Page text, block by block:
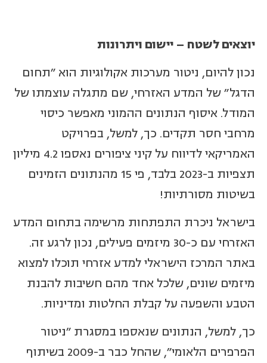
יוצאים לשטח – יישום ויתרונות
נכון להיום, ניטור מערכות אקולוגיות הוא "תחום
הדגל" של המדע האזרחי, שם מתגלה עוצמתו של
המודל. איסוף הנתונים ההמוני מאפשר כיסוי
מרחבי חסר תקדים. כך, למשל, בפרויקט
האמריקאי לדיווח על קיני ציפורים נאספו 4.2 מיליון
תצפיות ב-2023 בלבד, פי 15 מהנתונים הזמינים
בשיטות מסורתיות!
בישראל ניכרת התפתחות מרשימה בתחום המדע
האזרחי עם כ-30 מיזמים פעילים, נכון לרגע זה.
באתר המרכז הישראלי למדע אזרחי תוכלו למצוא
מיזמים שונים, שלכל אחד מהם חשיבות להבנת
הטבע והשפעה על קבלת החלטות ומדיניות.
כך, למשל, הנתונים שנאספו במסגרת "ניטור
הפרפרים הלאומי", שהחל כבר ב-2009 בשיתוף